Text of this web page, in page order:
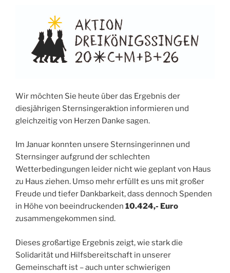
Wir möchten Sie heute über das Ergebnis der
diesjährigen Sternsingeraktion informieren und
gleichzeitig von Herzen Danke sagen.
Im Januar konnten unsere Sternsingerinnen und
Sternsinger aufgrund der schlechten
Wetterbedingungen leider nicht wie geplant von Haus
zu Haus ziehen. Umso mehr erfüllt es uns mit großer
Freude und tiefer Dankbarkeit, dass dennoch Spenden
in Höhe von beeindruckenden 10.424,- Euro
zusammengekommen sind.
Dieses großartige Ergebnis zeigt, wie stark die
Solidarität und Hilfsbereitschaft in unserer
Gemeinschaft ist – auch unter schwierigen